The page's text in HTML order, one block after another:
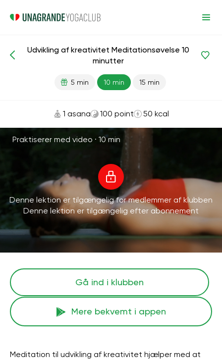
Meditationer og vejrtrækning
Udvikling af kreativitet Meditationsøvelse 10
minutter
5 min 10 min 15 min
1 asana 100 point 50 kcal
Praktiserer med video · 10 min
Denne lektion er tilgængelig for medlemmer af klubben
Denne lektion er tilgængelig efter abonnement
Gå ind i klubben
Mere bekvemt i appen
Meditation til udvikling af kreativitet hjælper med at